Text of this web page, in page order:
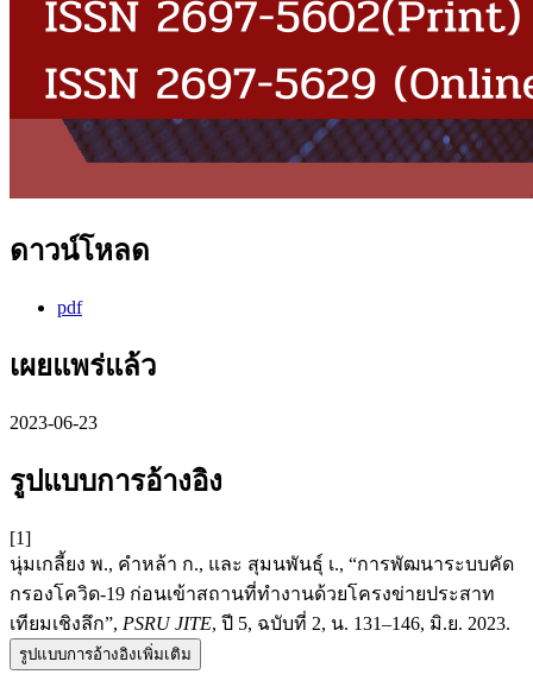
ดาวน์โหลด
pdf
เผยแพร่แล้ว
2023-06-23
รูปแบบการอ้างอิง
[1]
นุ่มเกลี้ยง พ., คำหล้า ก., และ สุมนพันธุ์ เ., “การพัฒนาระบบคัด
กรองโควิด-19 ก่อนเข้าสถานที่ทำงานด้วยโครงข่ายประสาท
เทียมเชิงลึก”, PSRU JITE, ปี 5, ฉบับที่ 2, น. 131–146, มิ.ย. 2023.
รูปแบบการอ้างอิงเพิ่มเติม